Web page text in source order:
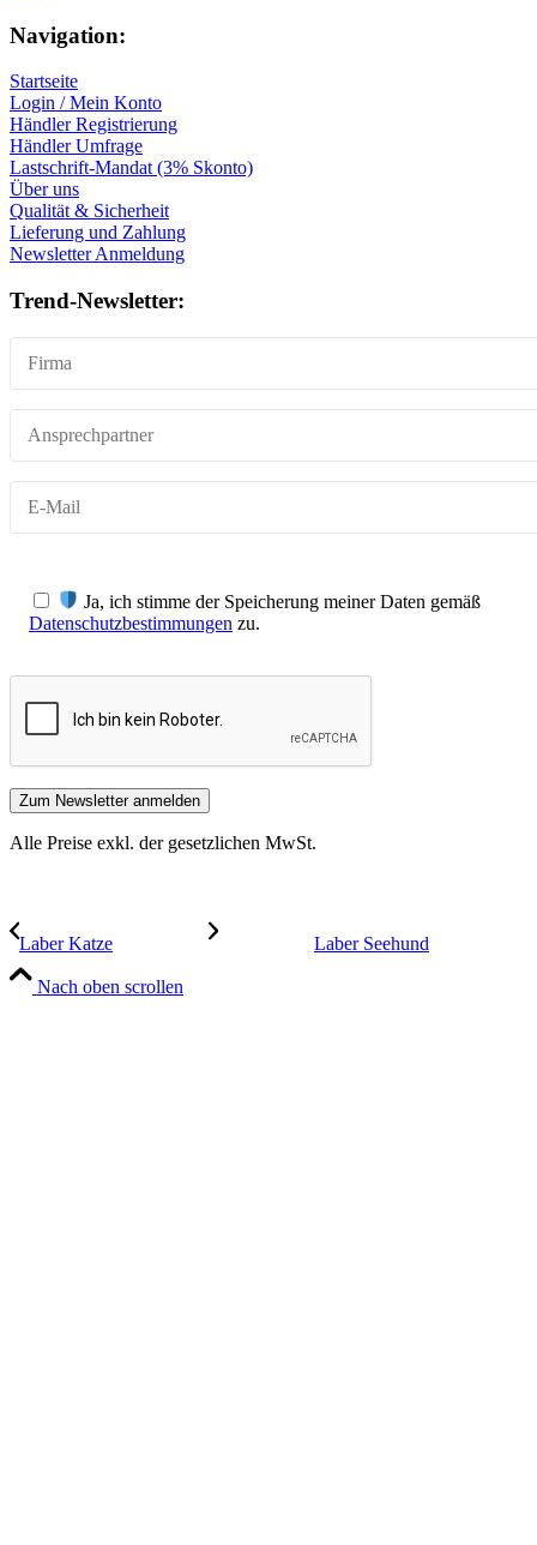
Navigation:
Startseite
Login / Mein Konto
Händler Registrierung
Händler Umfrage
Lastschrift-Mandat (3% Skonto)
Über uns
Qualität & Sicherheit
Lieferung und Zahlung
Newsletter Anmeldung
Trend-Newsletter:
Ja, ich stimme der Speicherung meiner Daten gemäß
Datenschutzbestimmungen zu.
Alle Preise exkl. der gesetzlichen MwSt.
Laber Katze Laber Seehund
Nach oben scrollen